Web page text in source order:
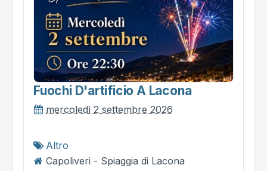
Fuochi D'artificio A Lacona
mercoledì 2 settembre 2026
Altro
Capoliveri - Spiaggia di Lacona